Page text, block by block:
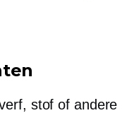
stof of andere